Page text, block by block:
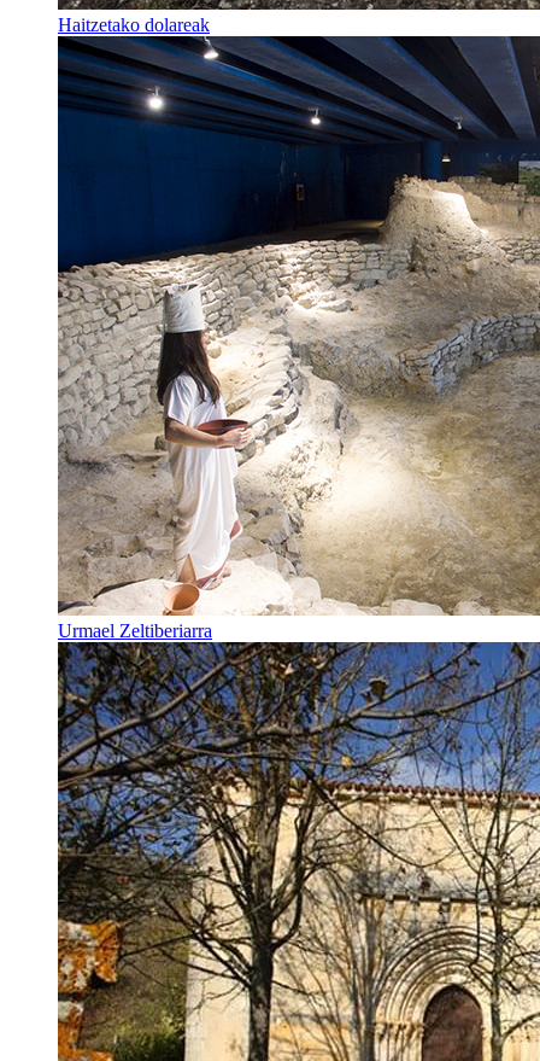
Haitzetako dolareak
Urmael Zeltiberiarra